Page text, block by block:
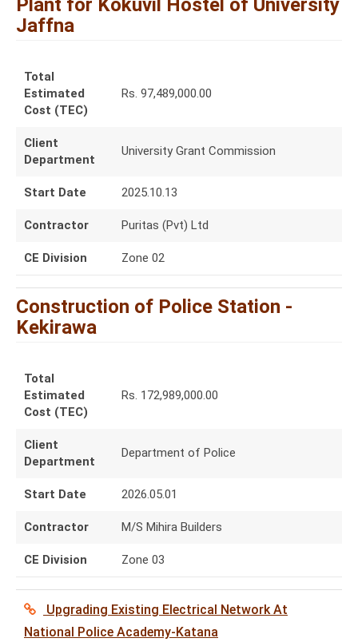
Plant for Kokuvil Hostel of University
Jaffna
Total
Estimated
Cost (TEC)
Rs. 97,489,000.00
Client
Department
University Grant Commission
Start Date 2025.10.13
Contractor Puritas (Pvt) Ltd
CE Division Zone 02
Construction of Police Station -
Kekirawa
Total
Estimated
Cost (TEC)
Rs. 172,989,000.00
Client
Department
Department of Police
Start Date 2026.05.01
Contractor M/S Mihira Builders
CE Division Zone 03
Upgrading Existing Electrical Network At
National Police Academy-Katana